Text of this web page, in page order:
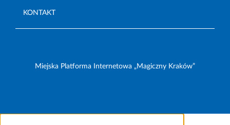
KONTAKT
Miejska Platforma Internetowa „Magiczny Kraków”